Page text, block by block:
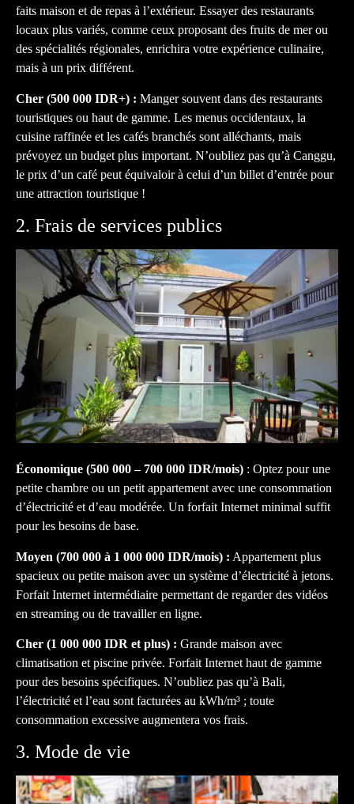
faits maison et de repas à l’extérieur. Essayer des restaurants
locaux plus variés, comme ceux proposant des fruits de mer ou
des spécialités régionales, enrichira votre expérience culinaire,
mais à un prix différent.
Cher (500 000 IDR+) : Manger souvent dans des restaurants
touristiques ou haut de gamme. Les menus occidentaux, la
cuisine raffinée et les cafés branchés sont alléchants, mais
prévoyez un budget plus important. N’oubliez pas qu’à Canggu,
le prix d’un café peut équivaloir à celui d’un billet d’entrée pour
une attraction touristique !
2. Frais de services publics
Économique (500 000 – 700 000 IDR/mois) : Optez pour une
petite chambre ou un petit appartement avec une consommation
d’électricité et d’eau modérée. Un forfait Internet minimal suffit
pour les besoins de base.
Moyen (700 000 à 1 000 000 IDR/mois) : Appartement plus
spacieux ou petite maison avec un système d’électricité à jetons.
Forfait Internet intermédiaire permettant de regarder des vidéos
en streaming ou de travailler en ligne.
Cher (1 000 000 IDR et plus) : Grande maison avec
climatisation et piscine privée. Forfait Internet haut de gamme
pour des besoins spécifiques. N’oubliez pas qu’à Bali,
l’électricité et l’eau sont facturées au kWh/m³ ; toute
consommation excessive augmentera vos frais.
3. Mode de vie